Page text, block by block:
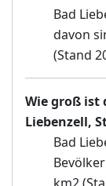
Bad
davon
(Stand
Wie groß ist
Liebenzell,
Bad